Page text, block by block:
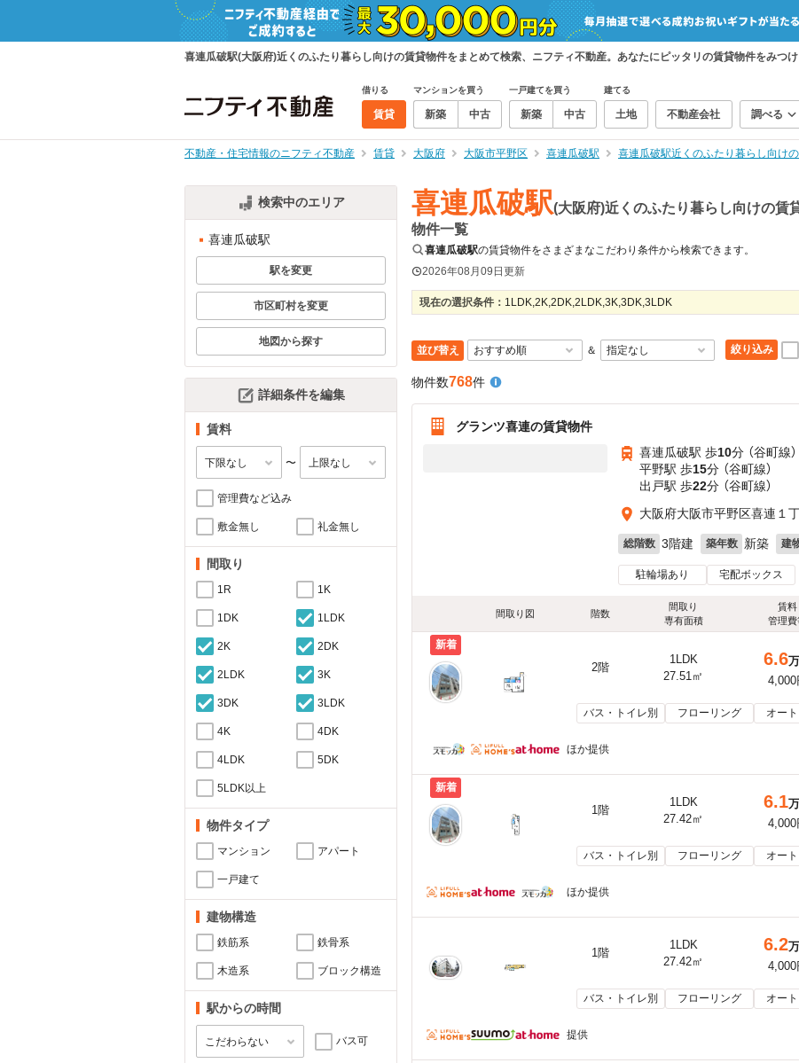
喜連瓜破駅(大阪府)近くのふたり暮らし向けの賃貸物件をまとめて検索、ニフティ不動産。あなたにピッタリの賃貸物件をみつけ
借りる
賃貸
マンションを買う
新築 中古
一戸建てを買う
新築 中古
建てる
土地 不動産会社 調べる
不動産・住宅情報のニフティ不動産 賃貸 大阪府 大阪市平野区 喜連瓜破駅 喜連瓜破駅近くのふたり暮らし向け
検索中のエリア
喜連瓜破駅
駅を変更
市区町村を変更
地図から探す
詳細条件を編集
賃料
〜
管理費など込み
敷金無し 礼金無し
間取り
1R 1K
1DK 1LDK
2K 2DK
2LDK 3K
3DK 3LDK
4K 4DK
4LDK 5DK
5LDK以上
物件タイプ
マンション アパート
一戸建て
建物構造
鉄筋系 鉄骨系
木造系 ブロック構造
駅からの時間
バス可
喜連瓜破駅(大阪府)近くのふたり暮らし向けの賃
物件一覧
喜連瓜破駅の賃貸物件をさまざまなこだわり条件から検索できます。
2026年08月09日更新
現在の選択条件： 1LDK,2K,2DK,2LDK,3K,3DK,3LDK
並び替え ＆ 絞り込み
物件数768件
グランツ喜連の賃貸物件
喜連瓜破駅 歩10分 （谷町線）
平野駅 歩15分 （谷町線）
出戸駅 歩22分 （谷町線）
大阪府大阪市平野区喜連１
総階数 3階建 築年数 新築 建
駐輪場あり 宅配ボックス
間取り図 階数
間取り
専有面積
賃料
管理費
新着
2階
1LDK
27.51㎡
6.6
4,000
バス・トイレ別 フローリング オー
ほか提供
新着
1階
1LDK
27.42㎡
6.1
4,000
バス・トイレ別 フローリング オー
ほか提供
1階
1LDK
27.42㎡
6.2
4,000
バス・トイレ別 フローリング オー
提供